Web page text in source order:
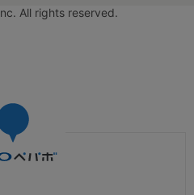
All rights reserved.